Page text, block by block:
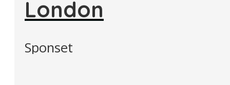
London
Sponset